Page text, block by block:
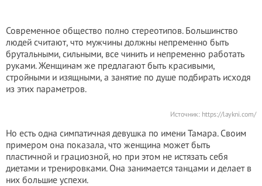
Современное общество полно стереотипов. Большинство
людей считают, что мужчины должны непременно быть
брутальными, сильными, все чинить и непременно работать
руками. Женщинам же предлагают быть красивыми,
стройными и изящными, а занятие по душе подбирать исходя
из этих параметров.
Источник: https://laykni.com/
Но есть одна симпатичная девушка по имени Тамара. Своим
примером она показала, что женщина может быть
пластичной и грациозной, но при этом не истязать себя
диетами и тренировками. Она занимается танцами и делает в
них большие успехи.